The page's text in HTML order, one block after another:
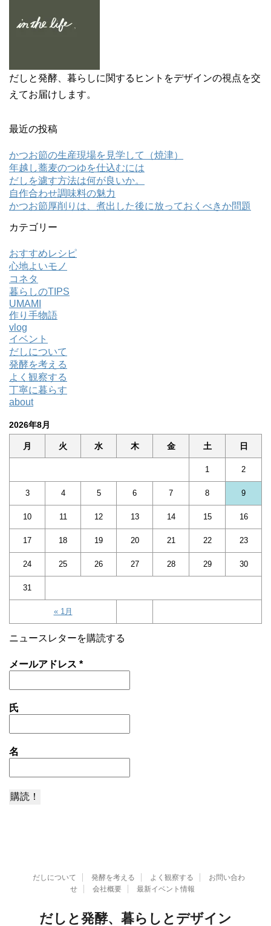
だしと発酵、暮らしに関するヒントをデザインの視点を交
えてお届けします。
最近の投稿
かつお節の生産現場を見学して（焼津）
年越し蕎麦のつゆを仕込むには
だしを濾す方法は何が良いか。
自作合わせ調味料の魅力
かつお節厚削りは、煮出した後に放っておくべきか問題
カテゴリー
おすすめレシピ
心地よいモノ
コネタ
暮らしのTIPS
UMAMI
作り手物語
vlog
イベント
だしについて
発酵を考える
よく観察する
丁寧に暮らす
about
2026年8月
月 火 水 木 金 土 日
« 1月
1 2
3 4 5 6 7 8 9
10 11 12 13 14 15 16
17 18 19 20 21 22 23
24 25 26 27 28 29 30
31
ニュースレターを購読する
メールアドレス *
氏
名
だしについて 発酵を考える よく観察する
お問い合わ
せ
会社概要 最新イベント情報
だしと発酵、暮らしとデザイン